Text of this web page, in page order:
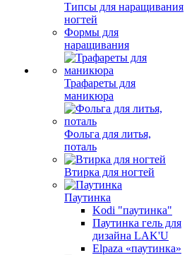
Типсы для наращивания
ногтей
Формы для
наращивания
Трафареты для
маникюра
Фольга для литья,
поталь
Втирка для ногтей
Паутинка
Kodi "паутинка"
Паутинка гель для
дизайна LAK'U
Elpaza «паутинка»